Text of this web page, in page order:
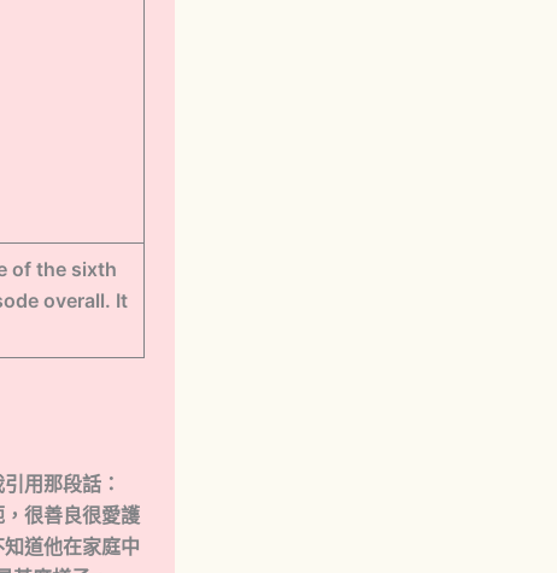
of the sixth
overall. It
用那段話：
很善良很愛護
道他在家庭中